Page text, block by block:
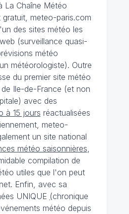
La Chaîne Météo
gratuit, meteo-paris.com
des sites météo les
(surveillance quasi-
météo
météorologiste). Outre
du premier site météo
Ile-de-France (et non
avec des
à 15 jours réactualisées
meteo-
un site national
météo saisonnières,
compilation de
utiles que l'on peut
Enfin, avec sa
UNIQUE (chronique
météo depuis